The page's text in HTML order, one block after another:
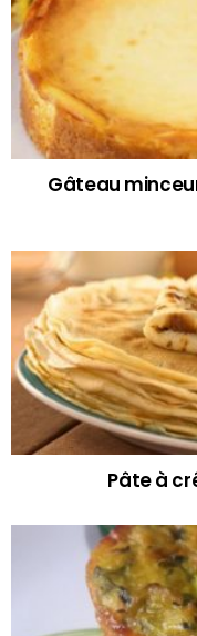
Gâteau
Pâte à